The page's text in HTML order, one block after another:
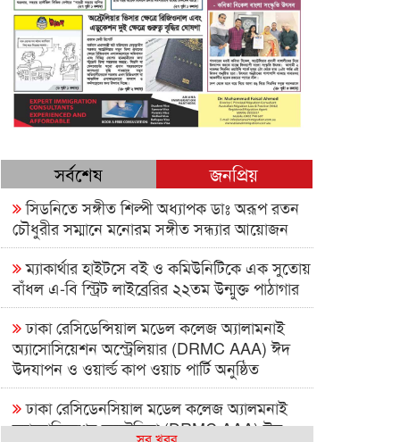
সর্বশেষ জনপ্রিয়
সিডনিতে সঙ্গীত শিল্পী অধ্যাপক ডাঃ অরূপ রতন
চৌধুরীর সম্মানে মনোরম সঙ্গীত সন্ধ্যার আয়োজন
ম্যাকার্থার হাইটসে বই ও কমিউনিটিকে এক সুতোয়
বাঁধল এ-বি স্ট্রিট লাইব্রেরির ২২তম উন্মুক্ত পাঠাগার
ঢাকা রেসিডেন্সিয়াল মডেল কলেজ অ্যালামনাই
অ্যাসোসিয়েশন অস্ট্রেলিয়ার (DRMC AAA) ঈদ
উদযাপন ও ওয়ার্ল্ড কাপ ওয়াচ পার্টি অনুষ্ঠিত
ঢাকা রেসিডেনসিয়াল মডেল কলেজ অ্যালমনাই
অ্যাসোসিয়েশন অস্ট্রেলিয়া (DRMC AAA) ঈদ
সব খবর